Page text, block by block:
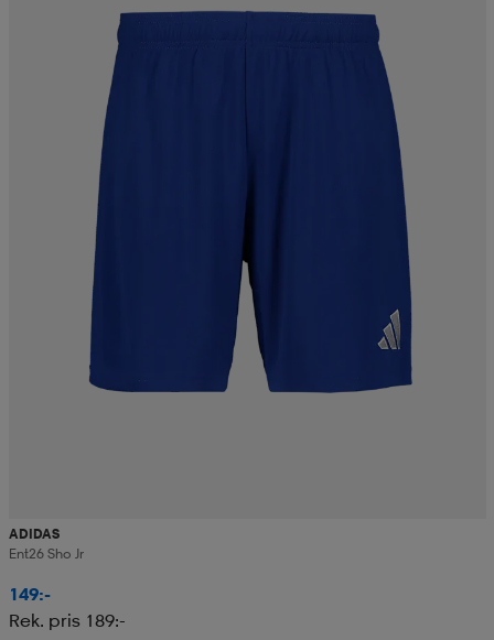
ADIDAS
Ent26 Sho Jr
149:-
Rek. pris 189:-